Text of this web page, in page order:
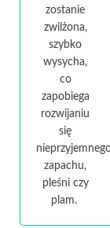
zostanie
zwilżona,
szybko
wysycha,
co
zapobiega
rozwijaniu
się
zapachu,
pleśni czy
plam.